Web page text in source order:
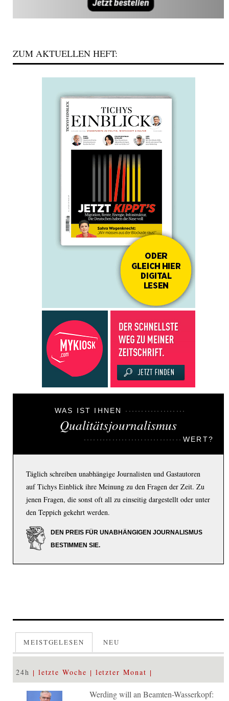
ZUM AKTUELLEN HEFT:
WAS IST IHNEN
Qualitätsjournalismus
WERT?
Täglich schreiben unabhängige Journalisten und Gastautoren
auf Tichys Einblick ihre Meinung zu den Fragen der Zeit. Zu
jenen Fragen, die sonst oft all zu einseitig dargestellt oder unter
den Teppich gekehrt werden.
DEN PREIS FÜR UNABHÄNGIGEN JOURNALISMUS
BESTIMMEN SIE.
MEISTGELESEN NEU
24h letzte Woche letzter Monat
Werding will an Beamten-Wasserkopf: